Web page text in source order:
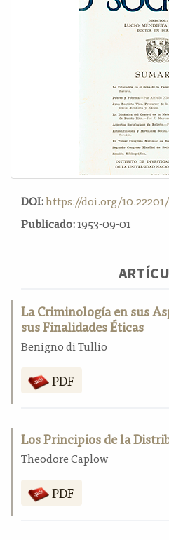
i
p
a
r
a
l
a
e
l
DOI:https://doi.org/10.22201/
Publicado:1953-09-01
La Criminología en sus
sus Finalidades Éticas
Benigno di Tullio
PDF
Los Principios de la
Theodore Caplow
PDF